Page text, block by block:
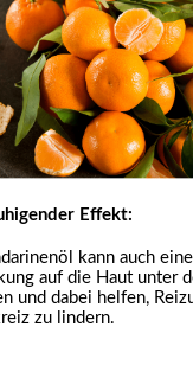
Effekt:
kann auch
auf die Haut unter
und dabei helfen,
zu lindern.